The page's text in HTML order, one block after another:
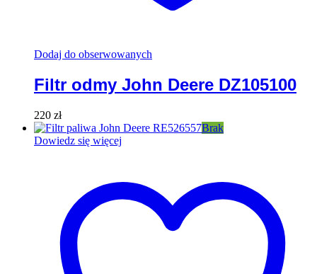
Dodaj do obserwowanych
Filtr odmy John Deere DZ105100
220 zł
Brak
Dowiedz się więcej